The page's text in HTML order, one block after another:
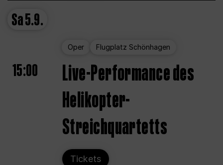
Sa5.9.
Oper Flugplatz Schönhagen
15:00
Live-Performance des
Helikopter-
Streichquartetts
Tickets